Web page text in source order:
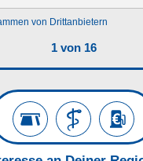
von Drittanbietern
1 von 16